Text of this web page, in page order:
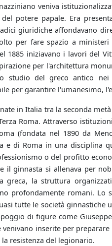
veniva
del potere papale. Era
giuridiche affondavano
per fare spazio a
1885 iniziavano i lavori del
per l'architettura
studio del greco antico
per garantire l'umanesimo,
nate in Italia tra la seconda
Roma. Attraverso
(fondata nel 1890 da
e di Roma in una disciplina
o del profitto
il ginnasta si allenava per
greca, la struttura
profondamente romani.
tutte le società ginnastiche
di figure come
venivano inserite per
resistenza del legionario.